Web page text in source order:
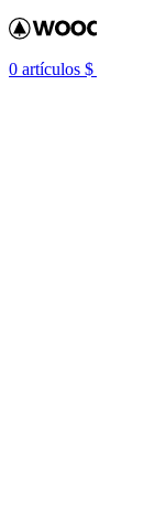
0 artículos $